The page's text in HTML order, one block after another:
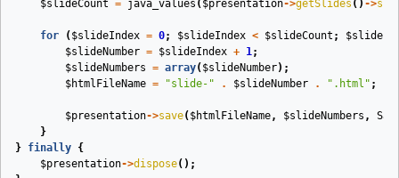
$slideCount = java_values ( $presentation->getSlides () ->
for ( $slideIndex = 0; $slideIndex < $slideCount ;
$slideNumber = $slideIndex + 1;
$slideNumbers = array( $slideNumber);
$htmlFileName = "slide-" . $slideNumber . ".html" ;
$presentation->save( $htmlFileName, $slideNumbers ,
}
} finally {
$presentation->dispose();